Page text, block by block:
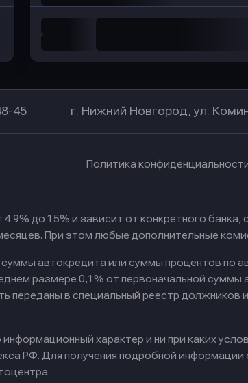
45 г. Нижний Новгород, ул.
Политика
4.9% до 15% и зависит от конкретного
При этом любые дополнительные
автокредита или суммы процентов по
размере 0,1% от первоначальной
переданы в специальный реестр должников
характер и ни при каких
РФ. Для получения подробной информации